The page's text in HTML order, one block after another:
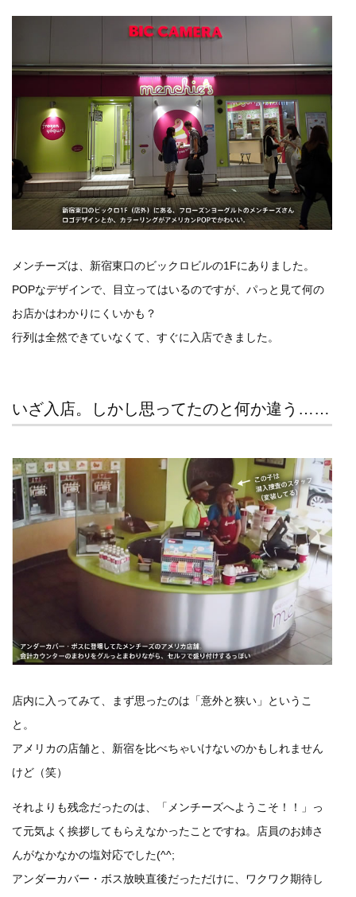
メンチーズは、新宿東口のビックロビルの1Fにありました。
POPなデザインで、目立ってはいるのですが、パっと見て何の
お店かはわかりにくいかも？
行列は全然できていなくて、すぐに入店できました。
いざ入店。しかし思ってたのと何か違う……
店内に入ってみて、まず思ったのは「意外と狭い」というこ
と。
アメリカの店舗と、新宿を比べちゃいけないのかもしれません
けど（笑）
それよりも残念だったのは、「メンチーズへようこそ！！」っ
て元気よく挨拶してもらえなかったことですね。店員のお姉さ
んがなかなかの塩対応でした(^^;
アンダーカバー・ボス放映直後だっただけに、ワクワク期待し